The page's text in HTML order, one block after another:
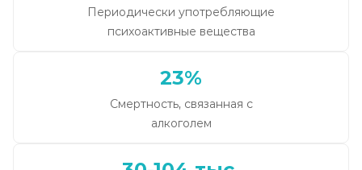
Периодически употребляющие
психоактивные вещества
23%
Смертность, связанная с
алкоголем